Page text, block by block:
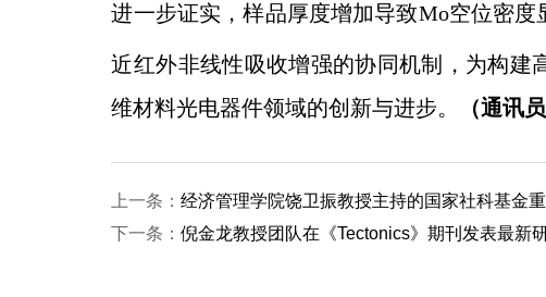
进一步证实，样品厚度增加导致Mo空位密度
近红外非线性吸收增强的协同机制，为构建
维材料光电器件领域的创新与进步。
（通讯员
上一条：经济管理学院饶卫振教授主持的国家社科基金
下一条：倪金龙教授团队在《Tectonics》期刊发表最新